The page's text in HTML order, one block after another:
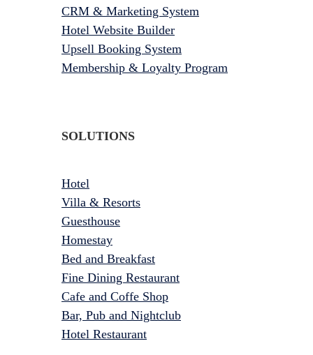
CRM & Marketing System
Hotel Website Builder
Upsell Booking System
Membership & Loyalty Program
SOLUTIONS
Hotel
Villa & Resorts
Guesthouse
Homestay
Bed and Breakfast
Fine Dining Restaurant
Cafe and Coffe Shop
Bar, Pub and Nightclub
Hotel Restaurant